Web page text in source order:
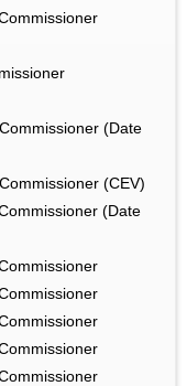
(Date
(CEV)
(Date